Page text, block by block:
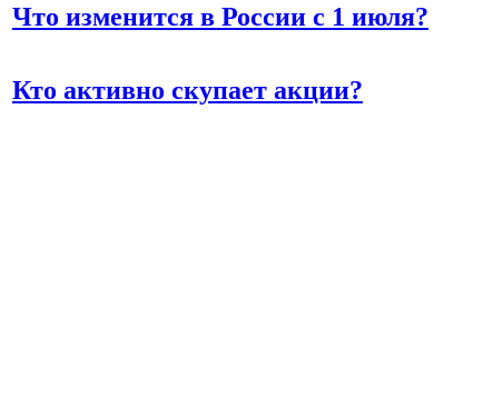
Что изменится в России с 1 июля?
Кто активно скупает акции?